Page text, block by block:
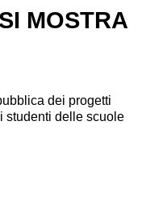
MOSTRA
dei progetti
studenti delle scuole